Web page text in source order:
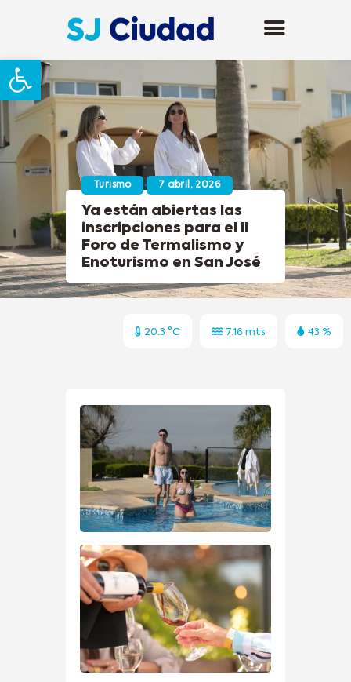
Abrir barra de herramientas
Turismo 7 abril, 2026
Ya están abiertas las
inscripciones para el II
Foro de Termalismo y
Enoturismo en San José
20.3 °C 7.16 mts 43 %